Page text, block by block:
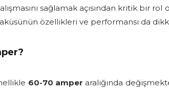
sağlamak açısından kritik bir
özellikleri ve performansı da
60-70 amper aralığında